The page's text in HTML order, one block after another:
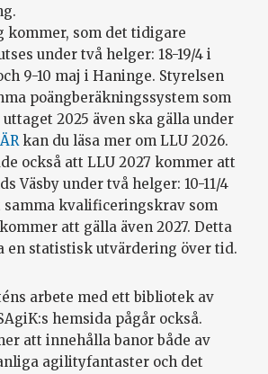
kommer, som det tidigare
under två helger: 18-19/4 i
9-10 maj i Haninge. Styrelsen
poängberäkningssystem som
2025 även ska gälla under
kan du läsa mer om LLU 2026.
också att LLU 2027 kommer att
Väsby under två helger: 10-11/4
samma kvalificeringskrav som
att gälla även 2027. Detta
en statistisk utvärdering över tid.
arbete med ett bibliotek av
hemsida pågår också.
att innehålla banor både av
agilityfantaster och det